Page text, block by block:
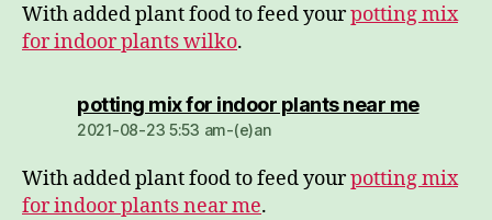
With added plant food to feed yourpotting mix
for indoor plants wilko.
potting mix for indoor plants near medio:
2021-08-23 5:53 am-(e)an
With added plant food to feed yourpotting mix
for indoor plants near me.